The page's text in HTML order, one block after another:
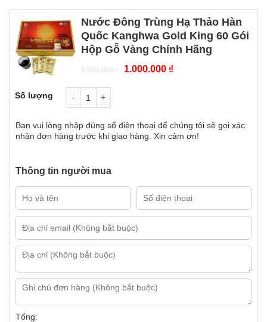
Nước Đông Trùng Hạ Thảo Hàn
Quốc Kanghwa Gold King 60 Gói
Hộp Gỗ Vàng Chính Hãng
1.350.000₫
Giá
1.000.000 ₫Giá
Số lượng
Bạn vui lòng nhập đúng số điện thoại để chúng tôi sẽ gọi xác
nhận đơn hàng trước khi giao hàng. Xin cảm ơn!
Thông tin người mua
Tổng: